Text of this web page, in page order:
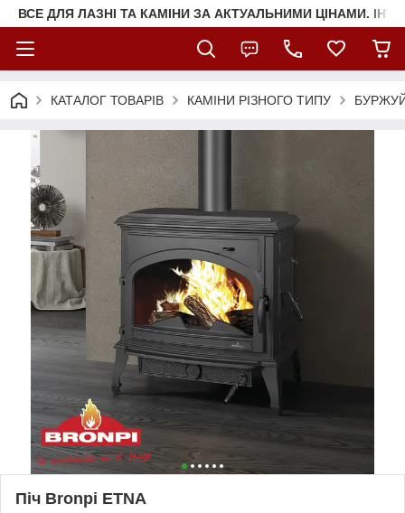
ВСЕ ДЛЯ ЛАЗНІ ТА КАМІНИ ЗА АКТУАЛЬНИМИ ЦІНАМИ.
КАТАЛОГ ТОВАРІВ КАМІНИ РІЗНОГО ТИПУ
Піч Bronpi ETNA